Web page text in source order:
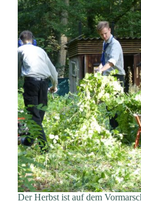
Der Herbst ist auf dem